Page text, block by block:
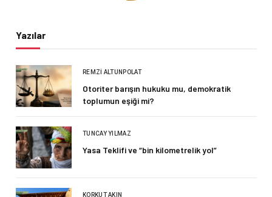
Yazılar
REMZI ALTUNPOLAT
Otoriter barışın hukuku mu, demokratik
toplumun eşiği mi?
TUNCAY YILMAZ
Yasa Teklifi ve “bin kilometrelik yol”
KORKUT AKIN